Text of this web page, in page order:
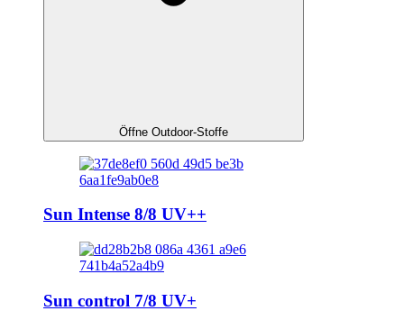
Öffne Outdoor-Stoffe
Sun Intense 8/8 UV++
Sun control 7/8 UV+